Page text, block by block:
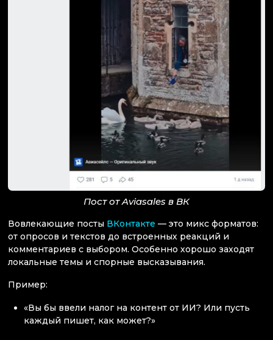
Пост от Aviasales в ВК
Вовлекающие посты ВКонтакте — это микс форматов:
от опросов и текстов до встроенных реакций и
комментариев с выбором. Особенно хорошо заходят
локальные темы и спорные высказывания.
Пример:
«Вы бы ввели налог на контент от ИИ? Или пусть
каждый пишет, как может?»